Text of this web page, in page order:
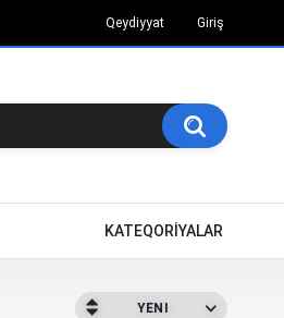
Qeydiyyat Giriş
KATEQORİYALAR
YENI